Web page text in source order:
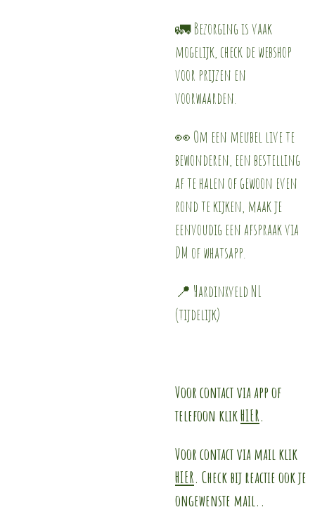
🚛 Bezorging is vaak
mogelijk, check de webshop
voor prijzen en
voorwaarden.
👀 Om een meubel live te
bewonderen, een bestelling
af te halen of gewoon even
rond te kijken, maak je
eenvoudig een afspraak via
DM of whatsapp.
📍 Hardinxveld NL
(tijdelijk)
Voor contact via app of
telefoon klikHIER.
Voor contact via mail klik
HIER. Check bij reactie ook je
ongewenste mail..